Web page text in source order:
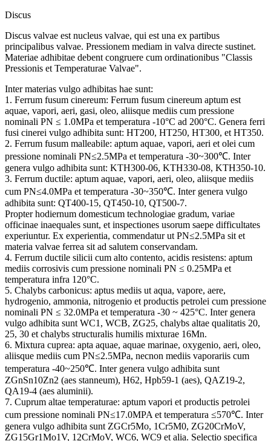
Discus
Discus valvae est nucleus valvae, qui est una ex partibus
principalibus valvae. Pressionem mediam in valva directe sustinet.
Materiae adhibitae debent congruere cum ordinationibus "Classis
Pressionis et Temperaturae Valvae".
Inter materias vulgo adhibitas hae sunt:
1. Ferrum fusum cinereum: Ferrum fusum cinereum aptum est
aquae, vapori, aeri, gasi, oleo, aliisque mediis cum pressione
nominali PN ≤ 1.0MPa et temperatura -10°C ad 200°C. Genera ferri
fusi cinerei vulgo adhibita sunt: ​​HT200, HT250, HT300, et HT350.
2. Ferrum fusum malleabile: aptum aquae, vapori, aeri et olei cum
pressione nominali PN≤2.5MPa et temperatura -30~300℃. Inter
genera vulgo adhibita sunt: ​​KTH300-06, KTH330-08, KTH350-10.
3. Ferrum ductile: aptum aquae, vapori, aeri, oleo, aliisque mediis
cum PN≤4.0MPa et temperatura -30~350℃. Inter genera vulgo
adhibita sunt: ​​QT400-15, QT450-10, QT500-7.
Propter hodiernum domesticum technologiae gradum, variae
officinae inaequales sunt, et inspectiones usorum saepe difficultates
experiuntur. Ex experientia, commendatur ut PN≤2.5MPa sit et
materia valvae ferrea sit ad salutem conservandam.
4. Ferrum ductile silicii cum alto contento, acidis resistens: aptum
mediis corrosivis cum pressione nominali PN ≤ 0.25MPa et
temperatura infra 120°C.
5. Chalybs carbonicus: aptus mediis ut aqua, vapore, aere,
hydrogenio, ammonia, nitrogenio et productis petrolei cum pressione
nominali PN ≤ 32.0MPa et temperatura -30 ~ 425°C. Inter genera
vulgo adhibita sunt WC1, WCB, ZG25, chalybs altae qualitatis 20,
25, 30 et chalybs structuralis humilis mixturae 16Mn.
6. Mixtura cuprea: apta aquae, aquae marinae, oxygenio, aeri, oleo,
aliisque mediis cum PN≤2.5MPa, necnon mediis vaporariis cum
temperatura -40~250℃. Inter genera vulgo adhibita sunt
ZGnSn10Zn2 (aes stanneum), H62, Hpb59-1 (aes), QAZ19-2,
QA19-4 (aes aluminii).
7. Cuprum altae temperaturae: aptum vapori et productis petrolei
cum pressione nominali PN≤17.0MPA et temperatura ≤570℃. Inter
genera vulgo adhibita sunt ZGCr5Mo, 1Cr5M0, ZG20CrMoV,
ZG15Gr1Mo1V, 12CrMoV, WC6, WC9 et alia. Selectio specifica